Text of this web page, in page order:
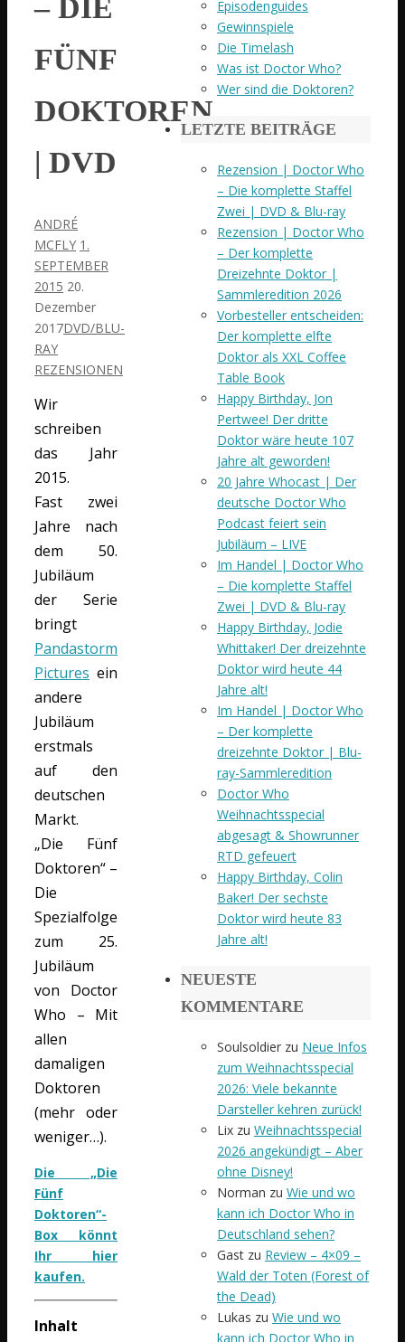
– DIE
FÜNF
DOKTOREN
| DVD
ANDRÉ
MCFLY 1.
SEPTEMBER
2015 20.
Dezember
2017DVD/BLU-
RAY
REZENSIONEN
Wir
schreiben
das Jahr
2015.
Fast zwei
Jahre nach
dem 50.
Jubiläum
der Serie
bringt
Pandastorm
Pictures ein
andere
Jubiläum
erstmals
auf den
deutschen
Markt.
„Die Fünf
Doktoren“ –
Die
Spezialfolge
zum 25.
Jubiläum
von Doctor
Who – Mit
allen
damaligen
Doktoren
(mehr oder
weniger…).
Die „Die
Fünf
Doktoren“-
Box könnt
Ihr hier
kaufen.
Inhalt
Episodenguides
Gewinnspiele
Die Timelash
Was ist Doctor Who?
Wer sind die Doktoren?
LETZTE BEITRÄGE
Rezension | Doctor Who
– Die komplette Staffel
Zwei | DVD & Blu-ray
Rezension | Doctor Who
– Der komplette
Dreizehnte Doktor |
Sammleredition 2026
Vorbesteller entscheiden:
Der komplette elfte
Doktor als XXL Coffee
Table Book
Happy Birthday, Jon
Pertwee! Der dritte
Doktor wäre heute 107
Jahre alt geworden!
20 Jahre Whocast | Der
deutsche Doctor Who
Podcast feiert sein
Jubiläum – LIVE
Im Handel | Doctor Who
– Die komplette Staffel
Zwei | DVD & Blu-ray
Happy Birthday, Jodie
Whittaker! Der dreizehnte
Doktor wird heute 44
Jahre alt!
Im Handel | Doctor Who
– Der komplette
dreizehnte Doktor | Blu-
ray-Sammleredition
Doctor Who
Weihnachtsspecial
abgesagt & Showrunner
RTD gefeuert
Happy Birthday, Colin
Baker! Der sechste
Doktor wird heute 83
Jahre alt!
NEUESTE
KOMMENTARE
Soulsoldier zu Neue Infos
zum Weihnachtsspecial
2026: Viele bekannte
Darsteller kehren zurück!
Lix zu Weihnachtsspecial
2026 angekündigt – Aber
ohne Disney!
Norman zu Wie und wo
kann ich Doctor Who in
Deutschland sehen?
Gast zu Review – 4×09 –
Wald der Toten (Forest of
the Dead)
Lukas zu Wie und wo
kann ich Doctor Who in